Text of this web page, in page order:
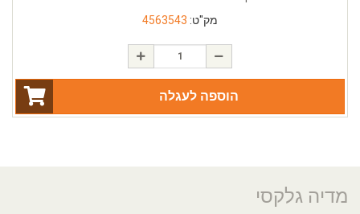
מק"ט: 4563543
הוספה לעגלה
מדיה גלקסי